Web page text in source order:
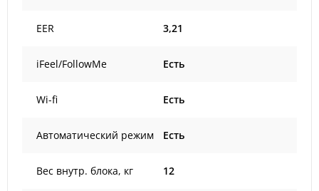
EER 3,21
iFeel/FollowMe Есть
Wi-fi Есть
Автоматический режим Есть
Вес внутр. блока, кг 12